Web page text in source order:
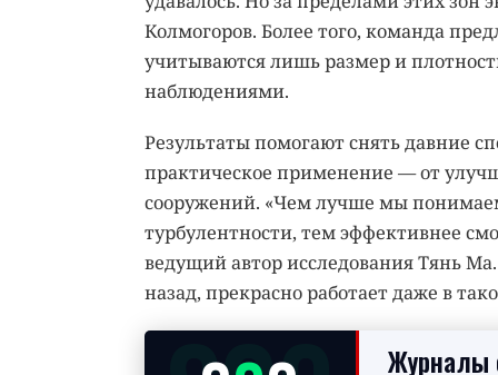
Колмогоров. Более того, команда
учитываются лишь размер и
наблюдениями.
Результаты помогают снять давние
практическое применение — от
сооружений. «Чем лучше мы
турбулентности, тем эффективнее
ведущий автор исследования Тянь
назад, прекрасно работает даже в
Журналы